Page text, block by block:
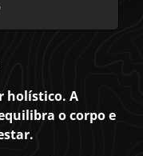
holístico. A
o corpo e